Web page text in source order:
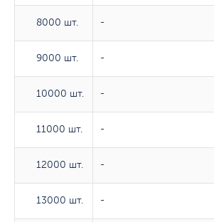
8000 шт.
9000 шт.
10000 шт.
11000 шт.
12000 шт.
13000 шт.
8000 шт. -
9000 шт. -
10000 шт. -
11000 шт. -
12000 шт. -
13000 шт. -